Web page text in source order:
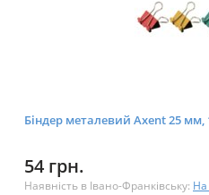
Біндер металевий Axent 25 мм,
54 грн.
Наявність в Івано-Франківську: На